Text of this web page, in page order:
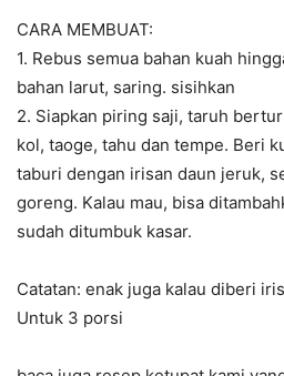
CARA MEMBUAT:
1. Rebus semua bahan kuah
bahan larut, saring. sisihkan
2. Siapkan piring saji, taruh
kol, taoge, tahu dan tempe. Beri
taburi dengan irisan daun jeruk,
goreng. Kalau mau, bisa
sudah ditumbuk kasar.
Catatan: enak juga kalau diberi
Untuk 3 porsi